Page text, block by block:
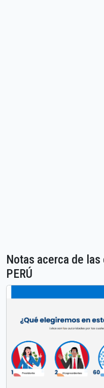
Notas acerca de
PERÚ